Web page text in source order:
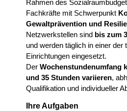
Rahmen des
Fachkräfte mit Schwerpunkt
Gewaltprävention und
Netzwerkstellen sind bis zum
und werden täglich in einer der
Einrichtungen eingesetzt.
Der Wochenstundenumfang
und 35 Stunden variieren,
Qualifikation und individueller
Ihre Aufgaben